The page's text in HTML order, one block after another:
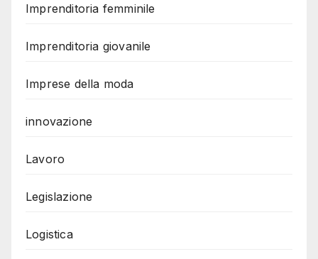
Imprenditoria femminile
Imprenditoria giovanile
Imprese della moda
innovazione
Lavoro
Legislazione
Logistica